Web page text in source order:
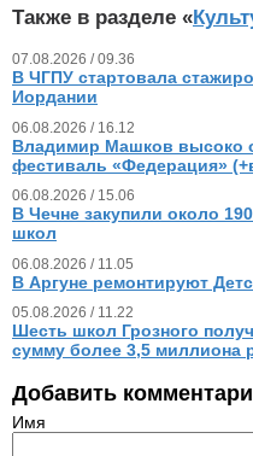
Также в разделе «
07.08.2026 / 09.36
В ЧГПУ стартовала
Иордании
06.08.2026 / 16.12
Владимир Машков высоко
фестиваль «Федерация»
06.08.2026 / 15.06
В Чечне закупили около
школ
06.08.2026 / 11.05
В Аргуне ремонтируют
05.08.2026 / 11.22
Шесть школ Грозного
сумму более 3,5 миллиона
Добавить
Имя